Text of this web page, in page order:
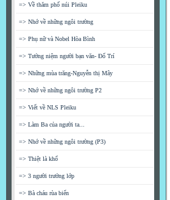
=> Về thăm phố núi Pleiku
=> Nhớ về những ngôi trường
=> Phụ nữ và Nobel Hòa Bình
=> Tưởng niệm người bạn văn- Đổ Trí
=> Những mùa trăng-Nguyễn thị Mây
=> Nhớ về những ngôi trường P2
=> Viết về NLS Pleiku
=> Làm Ba của người ta...
=> Nhớ về những ngôi trường (P3)
=> Thiệt là khổ
=> 3 người trưởng lớp
=> Bà cháu rùa biển